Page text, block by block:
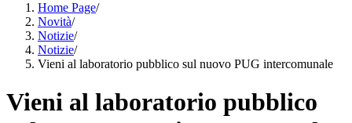
Home Page/
Novità/
Notizie/
Notizie/
Vieni al laboratorio pubblico sul nuovo PUG intercomunale
Vieni al laboratorio pubblico